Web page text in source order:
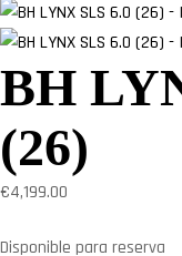
BH
(26)
€4,199.00
Disponible para reserva